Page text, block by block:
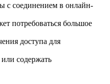
с соединением в онлайн-
потребоваться большое
доступа для
содержать